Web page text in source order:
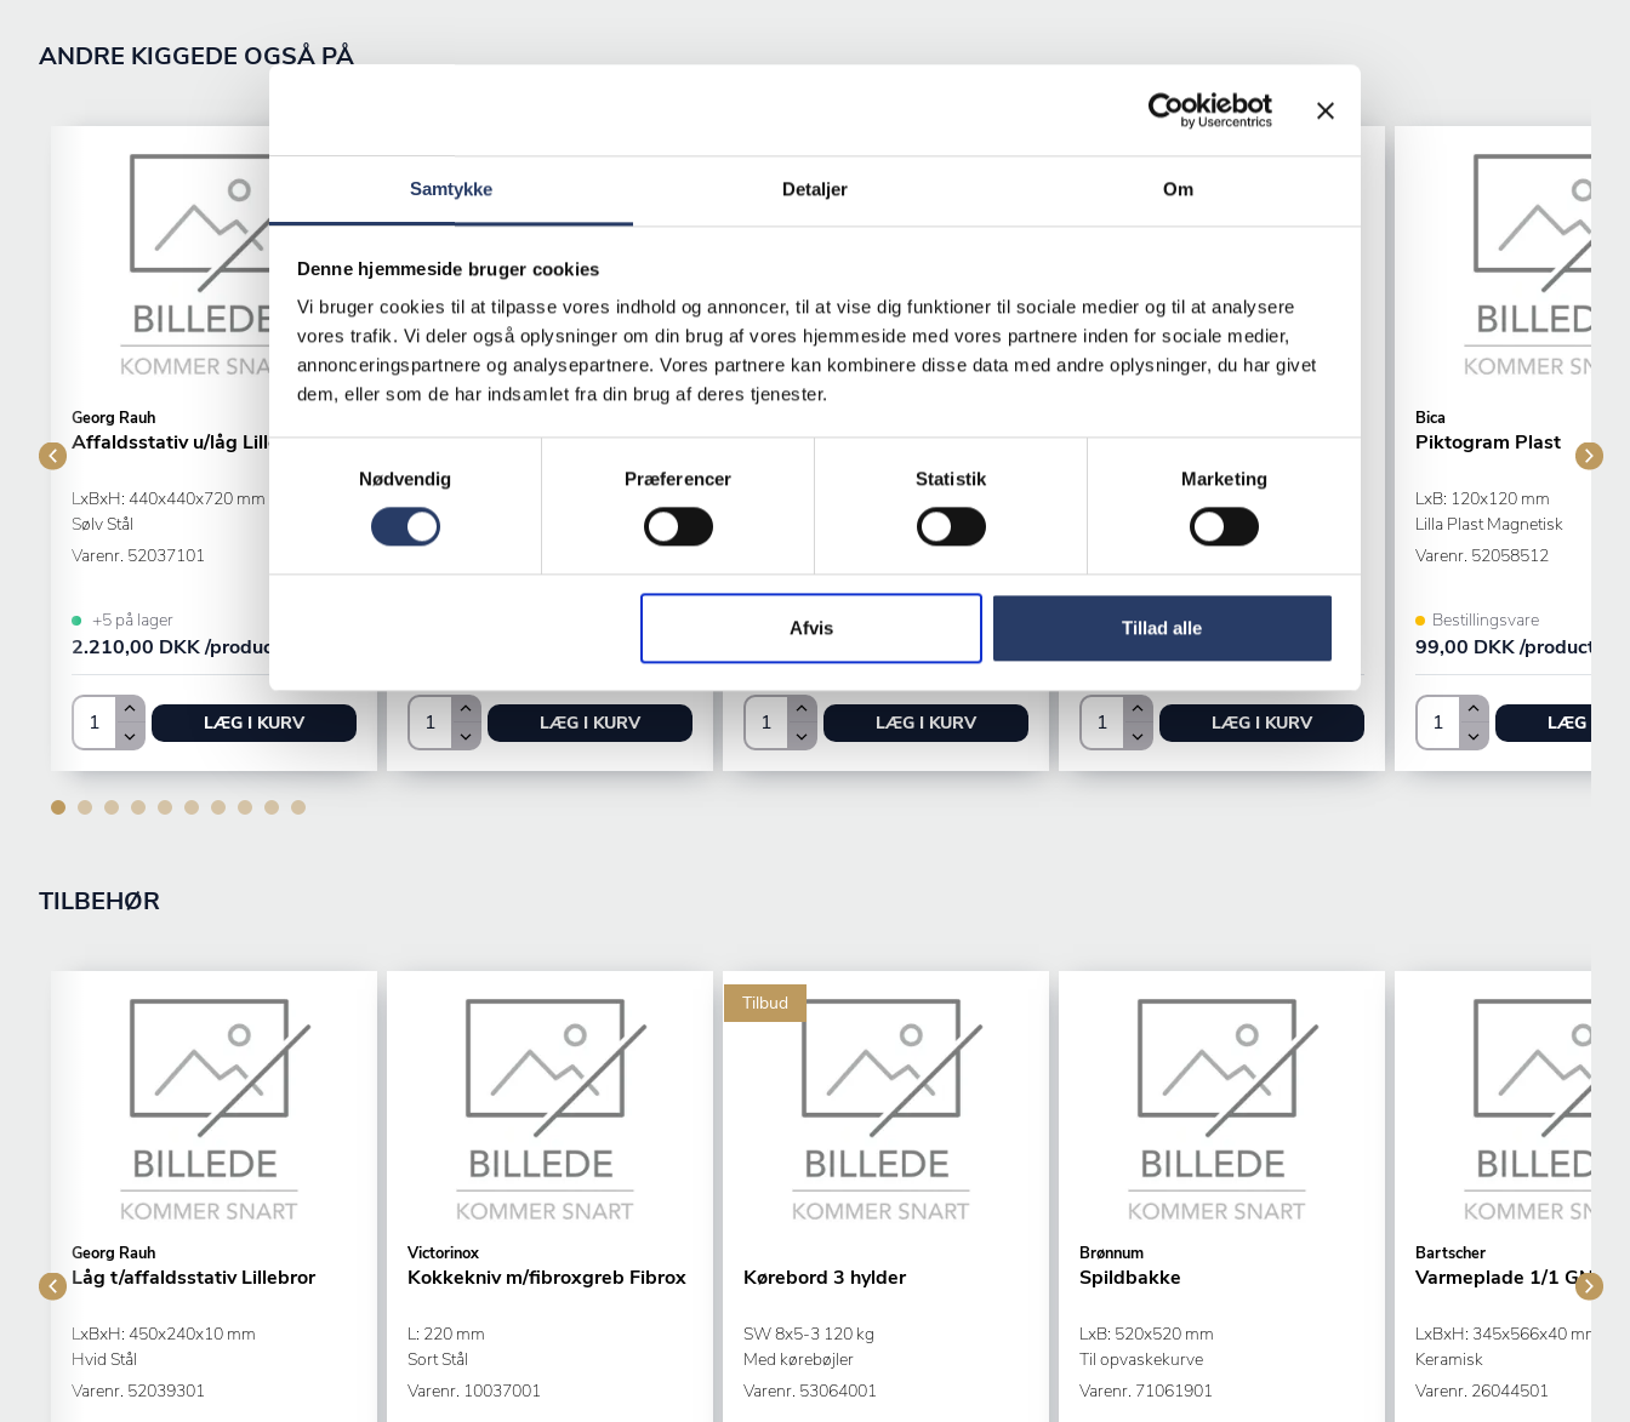
Samtykke Detaljer Om
Denne hjemmeside bruger cookies
Vi bruger cookies til at tilpasse vores indhold og annoncer, til at vise dig funktioner til sociale medier og til at analysere
vores trafik. Vi deler også oplysninger om din brug af vores hjemmeside med vores partnere inden for sociale medier,
annonceringspartnere og analysepartnere. Vores partnere kan kombinere disse data med andre oplysninger, du har givet
dem, eller som de har indsamlet fra din brug af deres tjenester.
Samtykkevalg
Nødvendig
Præferencer Statistik Marketing
Afvis Tillad alle
ANDRE KIGGEDE OGSÅ PÅ
Georg Rauh
Affaldsstativ u/låg Lillebror
LxBxH: 440x440x720 mm 60 L
Sølv Stål
Varenr. 52037101
+5 på lager
2.210,00 DKK /productUnit
LÆG I KURV
Affaldsstativ u/låg Mor
Hvid Stål
LÆG I KURV
Låg t/affaldsstativ Lillebror
+1 på lager
LÆG I KURV
Kande
+1 på lager
LÆG I KURV
Bica
Piktogram Plast
LxB: 120x120 mm
Lilla Plast Magnetisk
Varenr. 52058512
Bestillingsvare
99,00 DKK /
LÆG I
TILBEHØR
Georg Rauh
Låg t/affaldsstativ Lillebror
LxBxH: 450x240x10 mm
Hvid Stål
Varenr. 52039301
Victorinox
Kokkekniv m/fibroxgreb Fibrox
L: 220 mm
Sort Stål
Varenr. 10037001
Tilbud
Kørebord 3 hylder
SW 8x5-3 120 kg
Med kørebøjler
Varenr. 53064001
Brønnum
Spildbakke
LxB: 520x520 mm
Til opvaskekurve
Varenr. 71061901
Bartscher
Varmeplade 1/1 GN
LxBxH: 345x566x40 mm
Keramisk
Varenr. 26044501